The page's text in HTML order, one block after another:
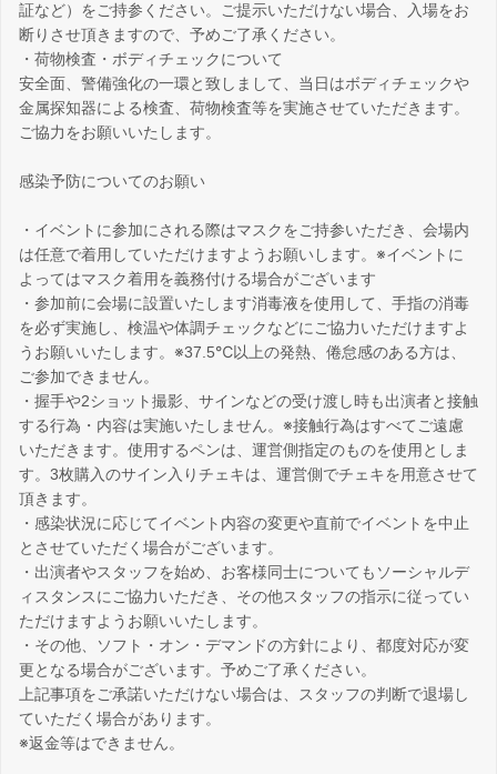
証など）をご持参ください。ご提示いただけない場合、入場をお
断りさせ頂きますので、予めご了承ください。
・荷物検査・ボディチェックについて
安全面、警備強化の一環と致しまして、当日はボディチェックや
金属探知器による検査、荷物検査等を実施させていただきます。
ご協力をお願いいたします。
感染予防についてのお願い
・イベントに参加にされる際はマスクをご持参いただき、会場内
は任意で着用していただけますようお願いします。※イベントに
よってはマスク着用を義務付ける場合がございます
・参加前に会場に設置いたします消毒液を使用して、手指の消毒
を必ず実施し、検温や体調チェックなどにご協力いただけますよ
うお願いいたします。※37.5℃以上の発熱、倦怠感のある方は、
ご参加できません。
・握手や2ショット撮影、サインなどの受け渡し時も出演者と接触
する行為・内容は実施いたしません。※接触行為はすべてご遠慮
いただきます。使用するペンは、運営側指定のものを使用としま
す。3枚購入のサイン入りチェキは、運営側でチェキを用意させて
頂きます。
・感染状況に応じてイベント内容の変更や直前でイベントを中止
とさせていただく場合がございます。
・出演者やスタッフを始め、お客様同士についてもソーシャルデ
ィスタンスにご協力いただき、その他スタッフの指示に従ってい
ただけますようお願いいたします。
・その他、ソフト・オン・デマンドの方針により、都度対応が変
更となる場合がございます。予めご了承ください。
上記事項をご承諾いただけない場合は、スタッフの判断で退場し
ていただく場合があります。
※返金等はできません。